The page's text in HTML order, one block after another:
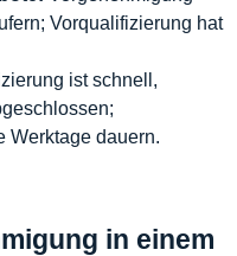
Vorqualifizierung hat
ist schnell,
Werktage dauern.
in einem